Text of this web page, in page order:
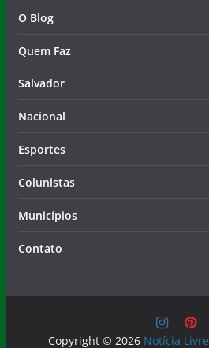
O Blog
Quem Faz
Salvador
Nacional
Esportes
Colunistas
Municípios
Contato
Copyright © 2026 Notícia Livre